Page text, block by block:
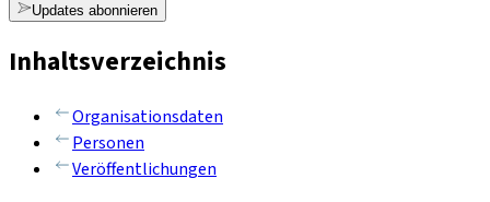
Updates abonnieren
Inhaltsverzeichnis
Organisationsdaten
Personen
Veröffentlichungen